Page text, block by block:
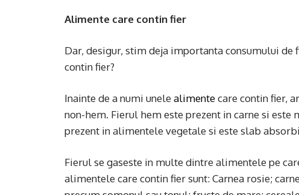
Alimente care contin fier
Dar, desigur, stim deja importanta consumului
contin fier?
Inainte de a numi unele alimentecare contin fier,
non-hem. Fierul hem este prezent in carne si
prezent in alimentele vegetale si este slab
Fierul se gaseste in multe dintre alimentele pe
alimentele care contin fier sunt: ​​Carnea rosie;